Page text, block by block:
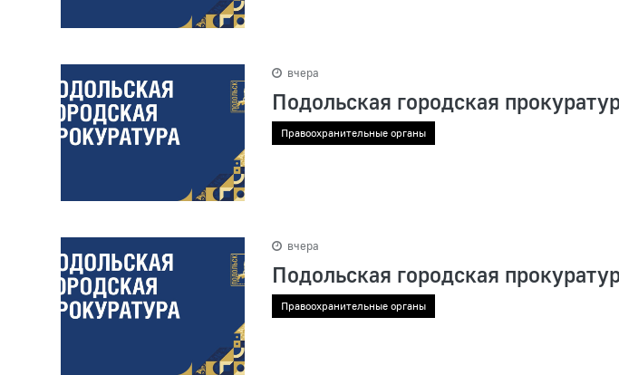
вчера
Подольская городская
Правоохранительные органы
вчера
Подольская городская
Правоохранительные органы